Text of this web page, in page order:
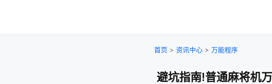
首页 > 资讯中心 > 万能程序
避坑指南!普通麻将机